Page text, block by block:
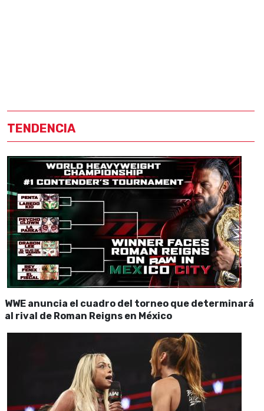
TENDENCIA
WWE anuncia el cuadro del torneo que determinará
al rival de Roman Reigns en México